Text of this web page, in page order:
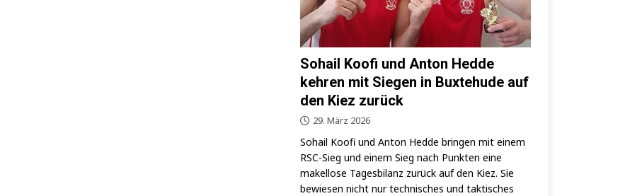
Sohail Koofi und Anton Hedde
kehren mit Siegen in Buxtehude auf
den Kiez zurück
29. März 2026
Sohail Koo­fi und Anton Hed­de brin­gen mit einem
RSC-Sieg und einem Sieg nach Punk­ten eine
makel­lo­se Tages­bi­lanz zurück auf den Kiez. Sie
bewie­sen nicht nur tech­ni­sches und tak­ti­sches